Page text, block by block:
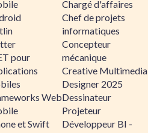
pour
Web
et Swift
Chargé d'affaires
Chef de projets
informatiques
Concepteur
mécanique
Creative Multimedia
Designer 2025
Dessinateur
Projeteur
Développeur BI -